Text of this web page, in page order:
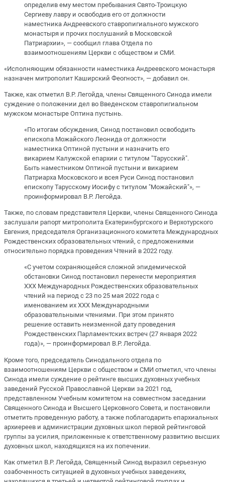
определив ему местом пребывания Свято-Троицкую
Сергиеву лавру и освободив его от должности
наместника Андреевского ставропигиального мужского
монастыря и прочих послушаний в Московской
Патриархии», — сообщил глава Отдела по
взаимоотношениям Церкви с обществом и СМИ.
«Исполняющим обязанности наместника Андреевского монастыря
назначен митрополит Каширский Феогност», — добавил он.
Также, как отметил В.Р. Легойда, члены Священного Синода имели
суждение о положении дел во Введенском ставропигиальном
мужском монастыре Оптина пустынь.
«По итогам обсуждения, Синод постановил освободить
епископа Можайского Леонида от должности
наместника Оптиной пустыни и назначить его
викарием Калужской епархии с титулом "Тарусский".
Быть наместником Оптиной пустыни и викарием
Патриарха Московского и всея Руси Синод постановил
епископу Тарусскому Иосифу с титулом "Можайский"», —
проинформировал В.Р. Легойда.
Также, по словам представителя Церкви, члены Священного Синода
заслушали рапорт митрополита Екатеринбургского и Верхотурского
Евгения, председателя Организационного комитета Международных
Рождественских образовательных чтений, с предложениями
относительно порядка проведения Чтений в 2022 году.
«С учетом сохраняющейся сложной эпидемической
обстановки Синод постановил перенести мероприятия
XXX Международных Рождественских образовательных
чтений на период с 23 по 25 мая 2022 года с
именованием их XXX Международными
образовательными чтениями. При этом принято
решение оставить неизменной дату проведения
Рождественских Парламентских встреч (27 января 2022
года)», — проинформировал В.Р. Легойда.
Кроме того, председатель Синодального отдела по
взаимоотношениям Церкви с обществом и СМИ отметил, что члены
Синода имели суждение о рейтинге высших духовных учебных
заведений Русской Православной Церкви за 2021 год,
представленном Учебным комитетом на совместном заседании
Священного Синода и Высшего Церковного Совета, и постановили
отметить проведенную работу, а также поблагодарить епархиальных
архиереев и администрации духовных школ первой рейтинговой
группы за усилия, приложенные к ответственному развитию высших
духовных школ, находящихся на их попечении.
Как отметил В.Р. Легойда, Священный Синод выразил серьезную
озабоченность ситуацией в духовных учебных заведениях,